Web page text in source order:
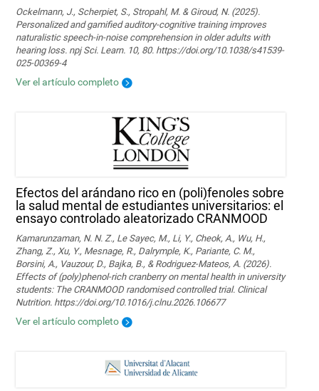
Ockelmann, J., Scherpiet, S., Stropahl, M. & Giroud, N. (2025).
Personalized and gamified auditory-cognitive training improves
naturalistic speech-in-noise comprehension in older adults with
hearing loss. npj Sci. Learn. 10, 80. https://doi.org/10.1038/s41539-
025-00369-4
Ver el artículo completo
Efectos del arándano rico en (poli)fenoles sobre
la salud mental de estudiantes universitarios: el
ensayo controlado aleatorizado CRANMOOD
Kamarunzaman, N. N. Z., Le Sayec, M., Li, Y., Cheok, A., Wu, H.,
Zhang, Z., Xu, Y., Mesnage, R., Dalrymple, K., Pariante, C. M.,
Borsini, A., Vauzour, D., Bajka, B., & Rodriguez-Mateos, A. (2026).
Effects of (poly)phenol-rich cranberry on mental health in university
students: The CRANMOOD randomised controlled trial. Clinical
Nutrition. https://doi.org/10.1016/j.clnu.2026.106677
Ver el artículo completo